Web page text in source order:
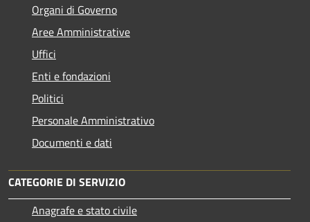
Organi di Governo
Aree Amministrative
Uffici
Enti e fondazioni
Politici
Personale Amministrativo
Documenti e dati
CATEGORIE DI SERVIZIO
Anagrafe e stato civile